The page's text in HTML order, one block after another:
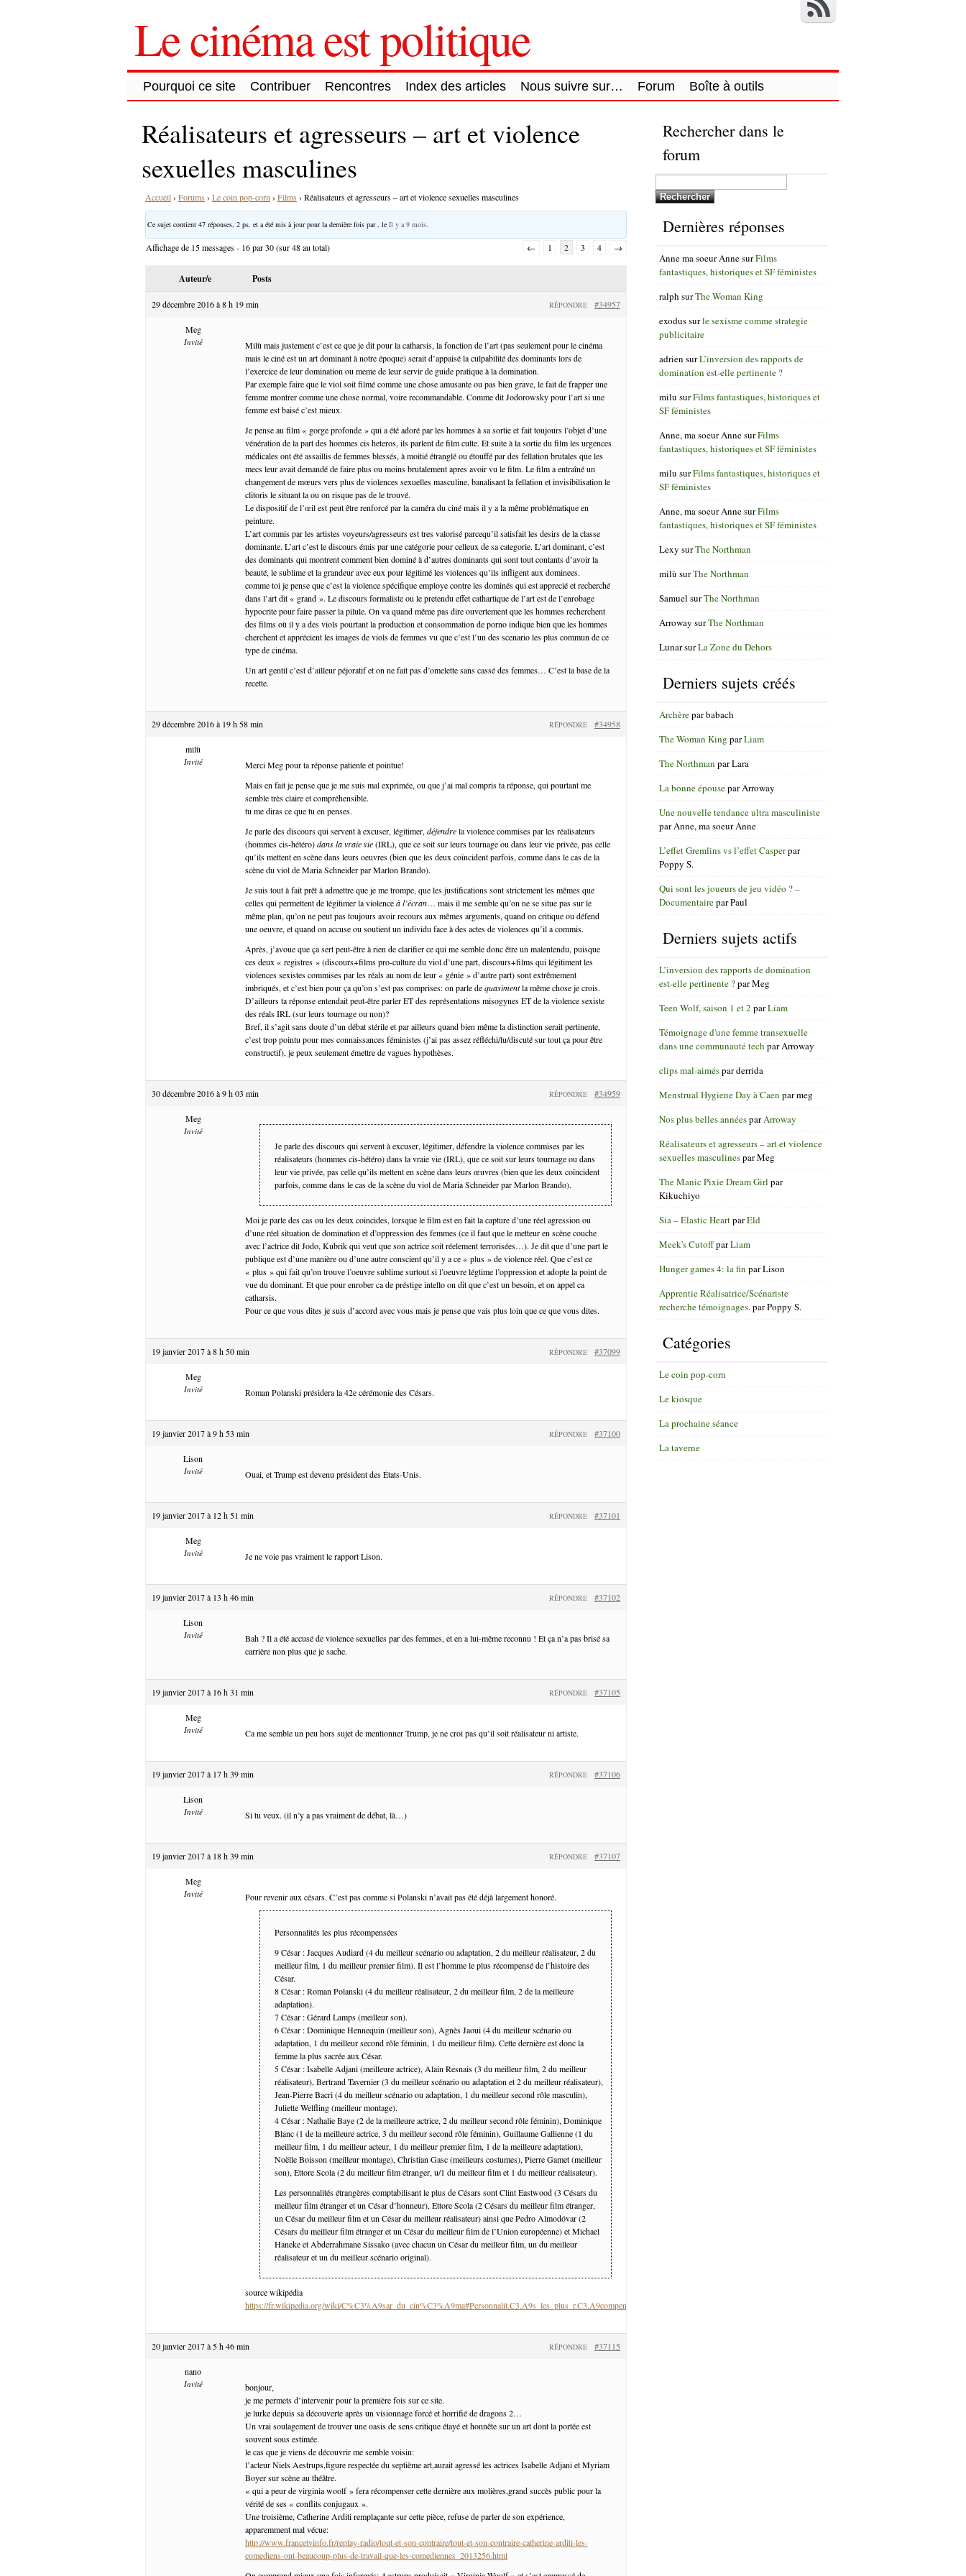
Le cinéma est politique
Pourquoi ce site Contribuer Rencontres Index des articles Nous suivre sur… Forum Boîte à outils
Réalisateurs et agresseurs – art et violence
sexuelles masculines
Accueil› Forums › Le coin pop-corn › Films › Réalisateurs et agresseurs – art et violence sexuelles masculines
Ce sujet contient 47 réponses, 2 ps. et a été mis à jour pour la dernière fois par , le Il y a 9 mois
Affichage de 15 messages - 16 par 30 (sur 48 au total) ← 1 2 3 4 →
Auteur/e Posts
29 décembre 2016 à 8 h 19 min #34957
RÉPONDRE
Meg
Invité
Milù mais justement c’est ce que je dit pour la catharsis, la fonction de l’art (pas seulement pour le cinéma
mais le ciné est un art dominant à notre époque) serait d’appaisé la culpabilité des dominants lors de
l’exercice de leur domination ou meme de leur servir de guide pratique à la domination.
Par exemple faire que le viol soit filmé comme une chose amusante ou pas bien grave, le fait de frapper une
femme montrer comme une chose normal, voire recommandable. Comme dit Jodorowsky pour l’art si une
femme est baisé c’est mieux.
Je pense au film « gorge profonde » qui a été adoré par les hommes à sa sortie et fait toujours l’objet d’une
vénération de la part des hommes cis heteros, ils parlent de film culte. Et suite à la sortie du film les urgences
médicales ont été assaillis de femmes blessés, à moitié étranglé ou étouffé par des fellation brutales que les
mecs leur avait demandé de faire plus ou moins brutalement apres avoir vu le film. Le film a entraîné un
changement de mœurs vers plus de violences sexuelles masculine, banalisant la fellation et invisibilisation le
clitoris le situant la ou on risque pas de le trouvé.
Le dispositif de l’œil est peut être renforcé par la caméra du ciné mais il y a la même problématique en
peinture.
L’art commis par les artistes voyeurs/agresseurs est tres valorisé parcequ’il satisfait les desirs de la classe
dominante. L’art c’est le discours émis par une catégorie pour celleux de sa categorie. L’art dominant, c’est
des dominants qui montrent comment bien dominé à d’autres dominants qui sont tout contants d’avoir la
beauté, le sublime et la grandeur avec eux pour légitimé les violences qu’ils infligent aux dominees.
comme toi je pense que c’est la violence spécifique employe contre les dominés qui est apprecié et recherché
dans l’art dit « grand ». Le discours formaliste ou le pretendu effet cathartique de l’art est de l’enrobage
hypocrite pour faire passer la pilule. On va quand même pas dire ouvertement que les hommes recherchent
des films où il y a des viols pourtant la production et consommation de porno indique bien que les hommes
cherchent et apprécient les images de viols de femmes vu que c’est l’un des scenario les plus commun de ce
type de cinéma.
Un art gentil c’est d’ailleur péjoratif et on ne fait pas d’omelette sans cassé des femmes… C’est la base de la
recette.
29 décembre 2016 à 19 h 58 min #34958
RÉPONDRE
milù
Invité
Merci Meg pour ta réponse patiente et pointue!
Mais en fait je pense que je me suis mal exprimée, ou que j’ai mal compris ta réponse, qui pourtant me
semble très claire et compréhensible.
tu me diras ce que tu en penses.
Je parle des discours qui servent à excuser, légitimer, défendrela violence commises par les réalisateurs
(hommes cis-hétéro)dans la vraie vie(IRL), que ce soit sur leurs tournage ou dans leur vie privée, pas celle
qu’ils mettent en scène dans leurs oeuvres (bien que les deux coïncident parfois, comme dans le cas de la
scène du viol de Maria Schneider par Marlon Brando).
Je suis tout à fait prêt à admettre que je me trompe, que les justifications sont strictement les mêmes que
celles qui permettent de légitimer la violenceà l’écran… mais il me semble qu’on ne se situe pas sur le
même plan, qu’on ne peut pas toujours avoir recours aux mêmes arguments, quand on critique ou défend
une oeuvre, et quand on accuse ou soutient un individu face à des actes de violences qu’il a commis.
Après, j’avoue que ça sert peut-être à rien de clarifier ce qui me semble donc être un malentendu, puisque
ces deux « registres » (discours+films pro-culture du viol d’une part, discours+films qui légitiment les
violences sexistes commises par les réals au nom de leur « génie » d’autre part) sont extrêmement
imbriqués, et c’est bien pour ça qu’on s’est pas comprises: on parle dequasimentla même chose je crois.
D’ailleurs ta réponse entendait peut-être parler ET des représentations misogynes ET de la violence sexiste
des réals IRL (sur leurs tournage ou non)?
Bref, il s’agit sans doute d’un débat stérile et par ailleurs quand bien même la distinction serait pertinente,
c’est trop pointu pour mes connaissances féministes (j’ai pas assez réfléchi/lu/discuté sur tout ça pour être
constructif), je peux seulement émettre de vagues hypothèses.
30 décembre 2016 à 9 h 03 min #34959
RÉPONDRE
Meg
Invité
Je parle des discours qui servent à excuser, légitimer, défendre la violence commises par les
réalisateurs (hommes cis-hétéro) dans la vraie vie (IRL), que ce soit sur leurs tournage ou dans
leur vie privée, pas celle qu’ils mettent en scène dans leurs œuvres (bien que les deux coïncident
parfois, comme dans le cas de la scène du viol de Maria Schneider par Marlon Brando).
Moi je parle des cas ou les deux coincides, lorsque le film est en fait la capture d’une réel agression ou
d’une réel situation de domination et d’oppression des femmes (ce il faut que le metteur en scène couche
avec l’actrice dit Jodo, Kubrik qui veut que son actrice soit réelement terrorisées…). Je dit que d’une part le
publique est d’une manière ou d’une autre conscient qu’il y a ce « plus » de violence réel. Que c’est ce
« plus » qui fait qu’on trouve l’oeuvre sublime surtout si l’oeuvre légtime l’oppression et adopte la point de
vue du dominant. Et que pour enrober ca de préstige intello on dit que c’est un besoin, et on appel ca
catharsis.
Pour ce que vous dites je suis d’accord avec vous mais je pense que vais plus loin que ce que vous dites.
19 janvier 2017 à 8 h 50 min #37099
RÉPONDRE
Meg
Invité Roman Polanski présidera la 42e cérémonie des Césars.
19 janvier 2017 à 9 h 53 min #37100
RÉPONDRE
Lison
Invité Ouai, et Trump est devenu président des États-Unis.
19 janvier 2017 à 12 h 51 min #37101
RÉPONDRE
Meg
Invité Je ne voie pas vraiment le rapport Lison.
19 janvier 2017 à 13 h 46 min #37102
RÉPONDRE
Lison
Invité
Bah ? Il a été accusé de violence sexuelles par des femmes, et en a lui-même reconnu ! Et ça n’a pas brisé sa
carrière non plus que je sache.
19 janvier 2017 à 16 h 31 min #37105
RÉPONDRE
Meg
Invité Ca me semble un peu hors sujet de mentionner Trump, je ne croi pas qu’il soit réalisateur ni artiste.
19 janvier 2017 à 17 h 39 min #37106
RÉPONDRE
Lison
Invité Si tu veux. (il n’y a pas vraiment de débat, là…)
19 janvier 2017 à 18 h 39 min #37107
RÉPONDRE
Meg
Invité Pour revenir aux césars. C’est pas comme si Polanski n’avait pas été déjà largement honoré.
Personnalités les plus récompensées
9 César : Jacques Audiard (4 du meilleur scénario ou adaptation, 2 du meilleur réalisateur, 2 du
meilleur film, 1 du meilleur premier film). Il est l’homme le plus récompensé de l’histoire des
César.
8 César : Roman Polanski (4 du meilleur réalisateur, 2 du meilleur film, 2 de la meilleure
adaptation).
7 César : Gérard Lamps (meilleur son).
6 César : Dominique Hennequin (meilleur son), Agnès Jaoui (4 du meilleur scénario ou
adaptation, 1 du meilleur second rôle féminin, 1 du meilleur film). Cette dernière est donc la
femme la plus sacrée aux César.
5 César : Isabelle Adjani (meilleure actrice), Alain Resnais (3 du meilleur film, 2 du meilleur
réalisateur), Bertrand Tavernier (3 du meilleur scénario ou adaptation et 2 du meilleur réalisateur),
Jean-Pierre Bacri (4 du meilleur scénario ou adaptation, 1 du meilleur second rôle masculin),
Juliette Welfling (meilleur montage).
4 César : Nathalie Baye (2 de la meilleure actrice, 2 du meilleur second rôle féminin), Dominique
Blanc (1 de la meilleure actrice, 3 du meilleur second rôle féminin), Guillaume Gallienne (1 du
meilleur film, 1 du meilleur acteur, 1 du meilleur premier film, 1 de la meilleure adaptation),
Noëlle Boisson (meilleur montage), Christian Gasc (meilleurs costumes), Pierre Gamet (meilleur
son), Ettore Scola (2 du meilleur film étranger, u/1 du meilleur film et 1 du meilleur réalisateur).
Les personnalités étrangères comptabilisant le plus de Césars sont Clint Eastwood (3 Césars du
meilleur film étranger et un César d’honneur), Ettore Scola (2 Césars du meilleur film étranger,
un César du meilleur film et un César du meilleur réalisateur) ainsi que Pedro Almodóvar (2
Césars du meilleur film étranger et un César du meilleur film de l’Union européenne) et Michael
Haneke et Abderrahmane Sissako (avec chacun un César du meilleur film, un du meilleur
réalisateur et un du meilleur scénario original).
source wikipédia
https://fr.wikipedia.org/wiki/C%C3%A9sar_du_cin%C3%A9ma#Personnalit.C3.A9s_les_plus_r.C3.A9compens.C3.A9es
20 janvier 2017 à 5 h 46 min #37115
RÉPONDRE
nano
Invité
bonjour,
je me permets d’intervenir pour la première fois sur ce site.
je lurke depuis sa découverte après un visionnage forcé et horrifié de dragons 2…
Un vrai soulagement de trouver une oasis de sens critique étayé et honnête sur un art dont la portée est
souvent sous estimée.
le cas que je viens de découvrir me semble voisin:
l’acteur Niels Aestrups,figure respectée du septième art,aurait agressé les actrices Isabelle Adjani et Myriam
Boyer sur scène au théâtre.
« qui a peur de virginia woolf » fera récompenser cette dernière aux molières,grand succès public pour la
vérité de ses « conflits conjugaux ».
Une troisième, Catherine Arditi remplaçante sur cette pièce, refuse de parler de son expérience,
apparemment mal vécue:
http://www.francetvinfo.fr/replay-radio/tout-et-son-contraire/tout-et-son-contraire-catherine-arditi-les-
comediens-ont-beaucoup-plus-de-travail-que-les-comediennes_2013256.html
Rechercher dans le
forum
Dernières réponses
Anne ma soeur AnnesurFilms
fantastiques, historiques et SF féministes
ralph surThe Woman King
exodussurle sexisme comme strategie
publicitaire
adrien surL’inversion des rapports de
domination est-elle pertinente ?
milu surFilms fantastiques, historiques et
SF féministes
Anne, ma soeur AnnesurFilms
fantastiques, historiques et SF féministes
milu surFilms fantastiques, historiques et
SF féministes
Anne, ma soeur AnnesurFilms
fantastiques, historiques et SF féministes
Lexy surThe Northman
milù surThe Northman
Samuel surThe Northman
Arroway surThe Northman
LunarsurLa Zone du Dehors
Derniers sujets créés
Archèreparbabach
The Woman King parLiam
The Northman parLara
La bonne épouseparArroway
Une nouvelle tendance ultra masculiniste
parAnne, ma soeur Anne
L’effet Gremlins vs l’effet Casperpar
Poppy S.
Qui sont les joueurs de jeu vidéo ? –
DocumentaireparPaul
Derniers sujets actifs
L’inversion des rapports de domination
est-elle pertinente ?parMeg
Teen Wolf, saison 1 et 2 parLiam
Témoignage d'une femme transexuelle
dans une communauté tech parArroway
clips mal-aimésparderrida
Menstrual Hygiene Day à Caen parmeg
Nos plus belles annéesparArroway
Réalisateurs et agresseurs – art et violence
sexuelles masculinesparMeg
The Manic Pixie Dream Girl par
Kikuchiyo
Sia – Elastic HeartparEld
Meek's CutoffparLiam
Hunger games 4: la fin parLison
Apprentie Réalisatrice/Scénariste
recherche témoignages. parPoppy S.
Catégories
Le coin pop-corn
Le kiosque
La prochaine séance
La taverne